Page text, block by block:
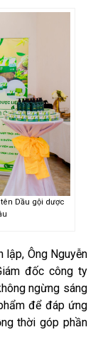
Dầu gội dược
lập, Ông Nguyễn
đốc công ty
ngừng sáng
để đáp ứng
thời góp phần